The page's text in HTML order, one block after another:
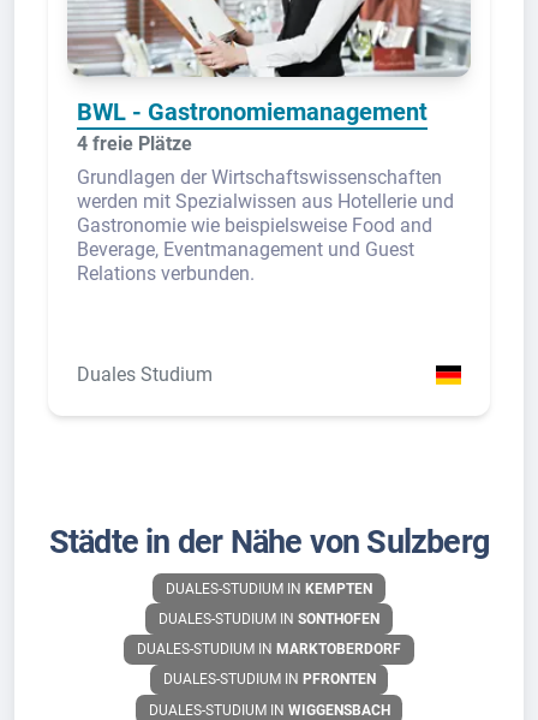
BWL - Gastronomiemanagement
4 freie Plätze
Grundlagen der Wirtschaftswissenschaften
werden mit Spezialwissen aus Hotellerie und
Gastronomie wie beispielsweise Food and
Beverage, Eventmanagement und Guest
Relations verbunden.
Duales Studium
Städte in der Nähe von Sulzberg
DUALES-STUDIUM IN KEMPTEN
DUALES-STUDIUM IN SONTHOFEN
DUALES-STUDIUM IN MARKTOBERDORF
DUALES-STUDIUM IN PFRONTEN
DUALES-STUDIUM IN WIGGENSBACH